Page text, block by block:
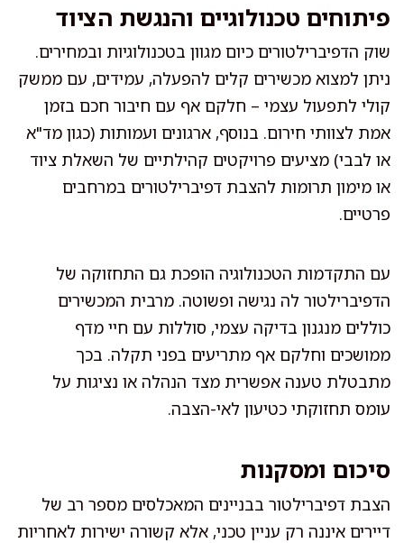
פיתוחים טכנולוגיים והנגשת הציוד
שוק הדפיברילטורים כיום מגוון בטכנולוגיות ובמחירים.
ניתן למצוא מכשירים קלים להפעלה, עמידים, עם ממשק
קולי לתפעול עצמי – חלקם אף עם חיבור חכם בזמן
אמת לצוותי חירום. בנוסף, ארגונים ועמותות (כגון מד"א
או לבבי) מציעים פרויקטים קהילתיים של השאלת ציוד
או מימון תרומות להצבת דפיברילטורים במרחבים
פרטיים.
עם התקדמות הטכנולוגיה הופכת גם התחזוקה של
הדפיברילטור לה נגישה ופשוטה. מרבית המכשירים
כוללים מנגנון בדיקה עצמי, סוללות עם חיי מדף
ממושכים וחלקם אף מתריעים בפני תקלה. בכך
מתבטלת טענה אפשרית מצד הנהלה או נציגות על
עומס תחזוקתי כטיעון לאי-הצבה.
סיכום ומסקנות
הצבת דפיברילטור בבניינים המאכלסים מספר רב של
דיירים איננה רק עניין טכני, אלא קשורה ישירות לאחריות